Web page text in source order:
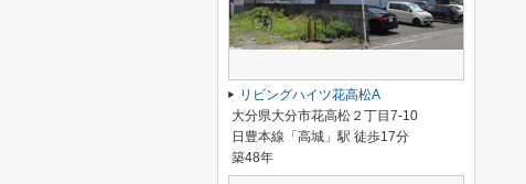
リビングハイツ花高松A
大分県大分市花高松２丁目7-10
日豊本線「高城」駅 徒歩17分
築48年